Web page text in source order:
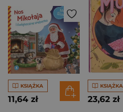
KSIĄŻKA
11,64 zł
KSIĄŻKA
23,62 zł